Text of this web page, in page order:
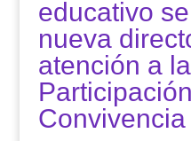
educativo
nueva
atención a
Convivencia